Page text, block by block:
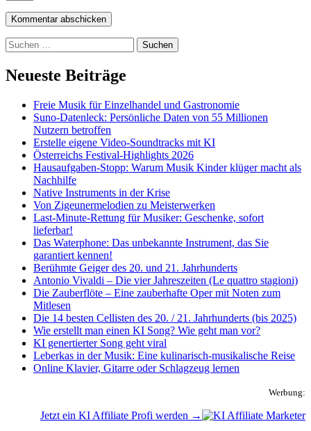
Suchen
nach:
Neueste Beiträge
Freie Musik für Einzelhandel und Gastronomie
Suno-Datenleck: Persönliche Daten von 55 Millionen
Nutzern betroffen
Erstelle eigene Video-Soundtracks mit KI
Österreichs Festival-Highlights 2026
Hausaufgaben-Stopp: Warum Musik Kinder klüger macht als
Nachhilfe
Native Instruments in der Krise
Von Zigeunermelodien zu Meisterwerken
Last-Minute-Rettung für Musiker: Geschenke, sofort
lieferbar!
Das Waterphone: Das unbekannte Instrument, das Sie
garantiert kennen!
Berühmte Geiger des 20. und 21. Jahrhunderts
Antonio Vivaldi – Die vier Jahreszeiten (Le quattro stagioni)
Die Zauberflöte – Eine zauberhafte Oper mit Noten zum
Mitlesen
Die 14 besten Cellisten des 20. / 21. Jahrhunderts (bis 2025)
Wie erstellt man einen KI Song? Wie geht man vor?
KI genertierter Song geht viral
Leberkas in der Musik: Eine kulinarisch-musikalische Reise
Online Klavier, Gitarre oder Schlagzeug lernen
Werbung:
Jetzt ein KI Affiliate Profi werden →